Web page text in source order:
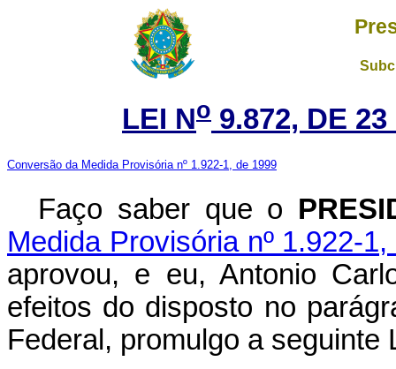
LEI No 9.872, DE
Conversão da Medida Provisória nº 1.922-1, de 1999
Faço saber que o
Medida Provisória nº 1.922-
aprovou, e eu, Antonio
efeitos do disposto no
Federal, promulgo a seguinte